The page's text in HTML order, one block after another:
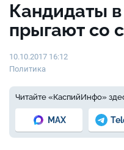
Кандидаты
прыгают со
10.10.2017 16:12
Политика
Читайте «КаспийИнфо»
MAX